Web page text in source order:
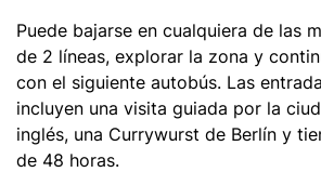
Puede bajarse en cualquiera de las
de 2 líneas, explorar la zona y
con el siguiente autobús. Las
incluyen una visita guiada por la
inglés, una Currywurst de Berlín y
de 48 horas.